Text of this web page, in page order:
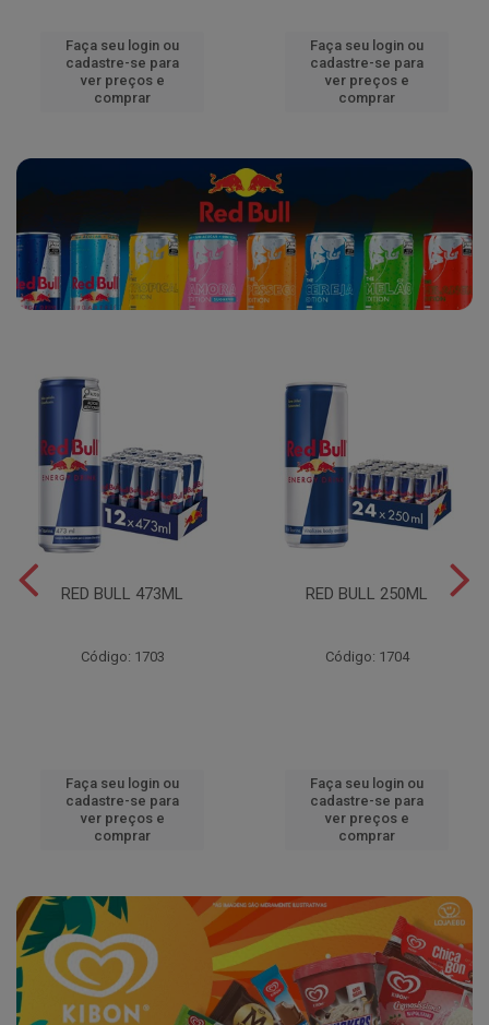
Faça seu login ou
cadastre-se para
ver preços e
comprar
Faça seu login ou
cadastre-se para
ver preços e
comprar
RED BULL 473ML
Código: 1703
Faça seu login ou
cadastre-se para
ver preços e
comprar
RED BULL 250ML
Código: 1704
Faça seu login ou
cadastre-se para
ver preços e
comprar